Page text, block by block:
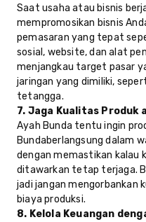
Saat usaha atau bisnis
mempromosikan bisnis
pemasaran yang tepat
sosial, website, dan alat
menjangkau target pasar
jaringan yang dimiliki,
tetangga.
7. Jaga Kualitas Produk
Ayah Bunda tentu ingin
Bundaberlangsung dalam
dengan memastikan kalau
ditawarkan tetap terjaga.
jadi jangan mengorbankan
biaya produksi.
8. Kelola Keuangan